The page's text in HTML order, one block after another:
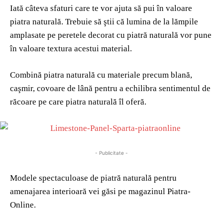
Iată câteva sfaturi care te vor ajuta să pui în valoare
piatra naturală. Trebuie să ştii că lumina de la lămpile
amplasate pe peretele decorat cu piatră naturală vor pune
în valoare textura acestui material.
Combină piatra naturală cu materiale precum blană,
caşmir, covoare de lână pentru a echilibra sentimentul de
răcoare pe care piatra naturală îl oferă.
- Publicitate -
Modele spectaculoase de piatră naturală pentru
amenajarea interioară vei găsi pe magazinul Piatra-
Online.